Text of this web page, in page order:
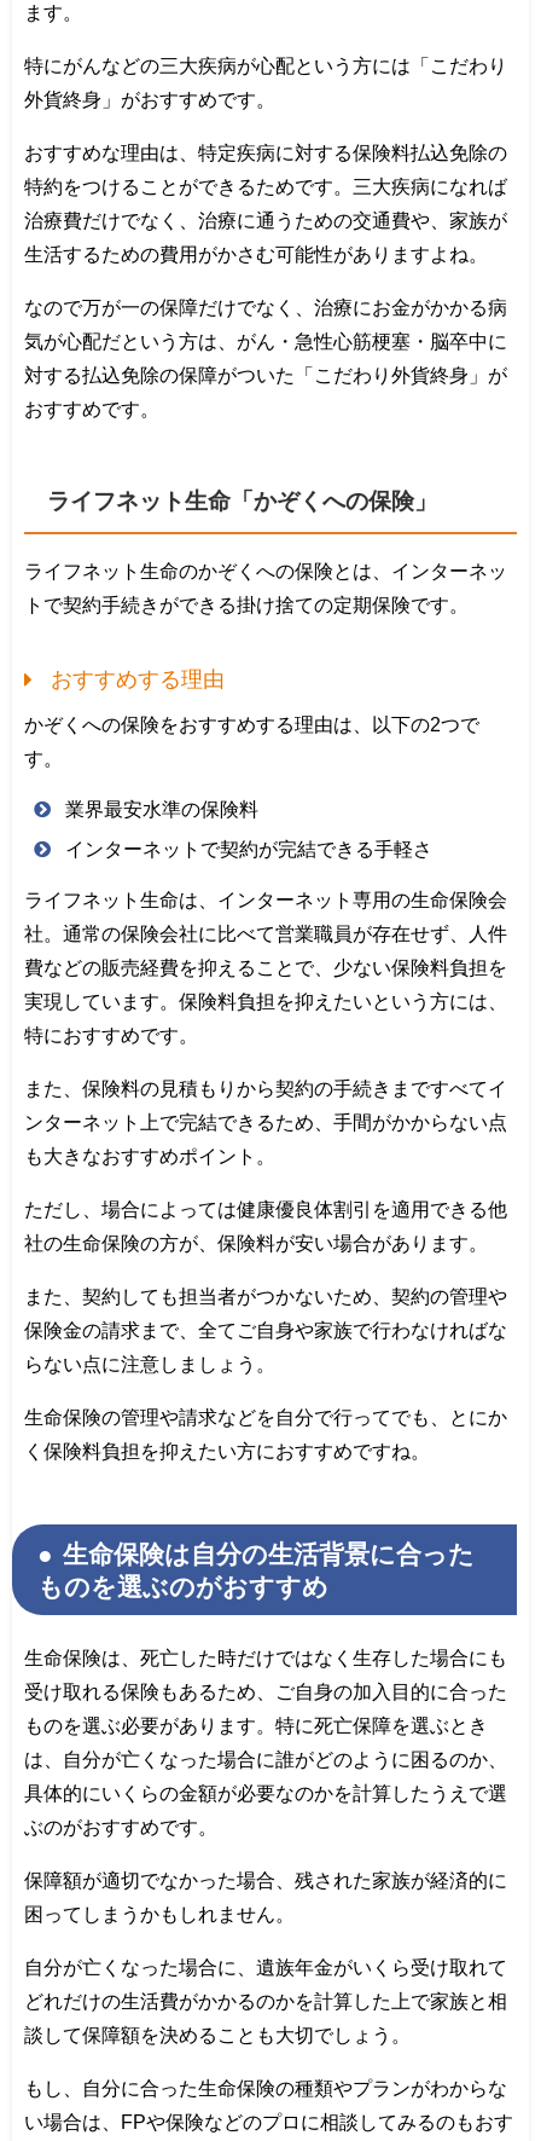
ます。
特にがんなどの三大疾病が心配という方には「こだわり
外貨終身」がおすすめです。
おすすめな理由は、特定疾病に対する保険料払込免除の
特約をつけることができるためです。三大疾病になれば
治療費だけでなく、治療に通うための交通費や、家族が
生活するための費用がかさむ可能性がありますよね。
なので万が一の保障だけでなく、治療にお金がかかる病
気が心配だという方は、がん・急性心筋梗塞・脳卒中に
対する払込免除の保障がついた「こだわり外貨終身」が
おすすめです。
ライフネット生命「かぞくへの保険」
ライフネット生命のかぞくへの保険とは、インターネッ
トで契約手続きができる掛け捨ての定期保険です。
おすすめする理由
かぞくへの保険をおすすめする理由は、以下の2つで
す。
業界最安水準の保険料
インターネットで契約が完結できる手軽さ
ライフネット生命は、インターネット専用の生命保険会
社。通常の保険会社に比べて営業職員が存在せず、人件
費などの販売経費を抑えることで、少ない保険料負担を
実現しています。保険料負担を抑えたいという方には、
特におすすめです。
また、保険料の見積もりから契約の手続きまですべてイ
ンターネット上で完結できるため、手間がかからない点
も大きなおすすめポイント。
ただし、場合によっては健康優良体割引を適用できる他
社の生命保険の方が、保険料が安い場合があります。
また、契約しても担当者がつかないため、契約の管理や
保険金の請求まで、全てご自身や家族で行わなければな
らない点に注意しましょう。
生命保険の管理や請求などを自分で行ってでも、とにか
く保険料負担を抑えたい方におすすめですね。
生命保険は自分の生活背景に合った
ものを選ぶのがおすすめ
生命保険は、死亡した時だけではなく生存した場合にも
受け取れる保険もあるため、ご自身の加入目的に合った
ものを選ぶ必要があります。特に死亡保障を選ぶとき
は、自分が亡くなった場合に誰がどのように困るのか、
具体的にいくらの金額が必要なのかを計算したうえで選
ぶのがおすすめです。
保障額が適切でなかった場合、残された家族が経済的に
困ってしまうかもしれません。
自分が亡くなった場合に、遺族年金がいくら受け取れて
どれだけの生活費がかかるのかを計算した上で家族と相
談して保障額を決めることも大切でしょう。
もし、自分に合った生命保険の種類やプランがわからな
い場合は、FPや保険などのプロに相談してみるのもおす